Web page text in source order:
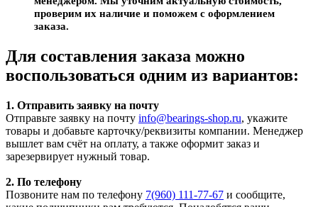
проверим их наличие и поможем с оформлением
заказа.
Для составления заказа можно
воспользоваться одним из вариантов:
1. Отправить заявку на почту
Отправьте заявку на почту info@bearings-shop.ru, укажите
товары и добавьте карточку/реквизиты компании. Менеджер
вышлет вам счёт на оплату, а также оформит заказ и
зарезервирует нужный товар.
2. По телефону
Позвоните нам по телефону 7(960) 111-77-67 и сообщите,